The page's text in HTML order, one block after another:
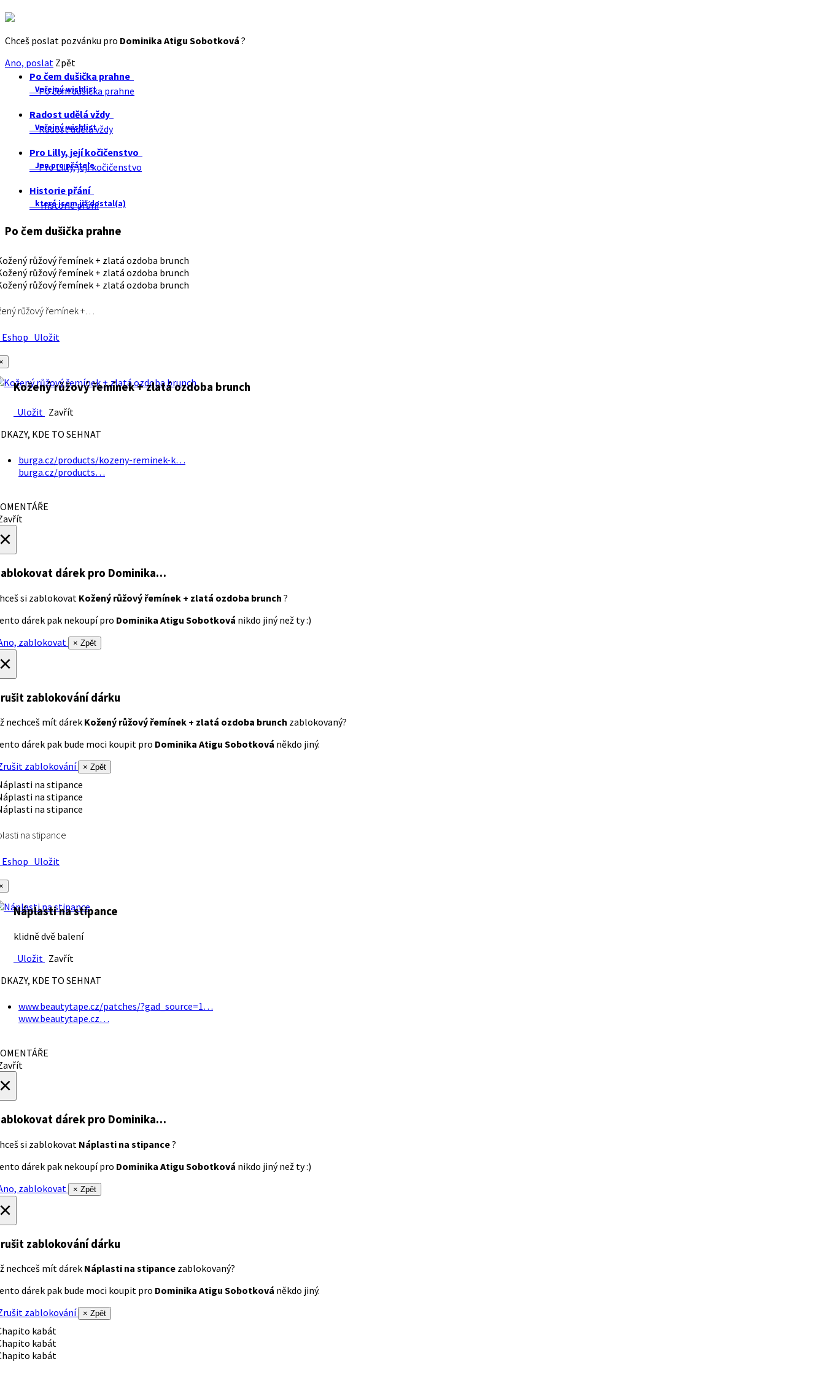
Chceš poslat pozvánku pro Dominika Atigu Sobotková ?
Ano, poslat Zpět
Po čem dušička prahne
Veřejný wishlist
Po čem dušička prahne
Radost udělá vždy
Veřejný wishlist
Radost udělá vždy
Pro Lilly, její kočičenstvo
Jen pro přátele
Pro Lilly, její kočičenstvo
Historie přání
které jsem již dostal(a)
Historie přání
Po čem dušička prahne
růžový řemínek +…
Uložit
Kožený růžový řemínek + zlatá ozdoba brunch
Uložit Zavřít
KDE TO SEHNAT
burga.cz/products/kozeny-reminek-k…
burga.cz/products…
dárek pro Dominika…
si zablokovat Kožený růžový řemínek + zlatá ozdoba brunch ?
dárek pak nekoupí pro Dominika Atigu Sobotková nikdo jiný než ty :)
zablokovat
× Zpět
zablokování dárku
nechceš mít dárek Kožený růžový řemínek + zlatá ozdoba brunch zablokovaný?
dárek pak bude moci koupit pro Dominika Atigu Sobotková někdo jiný.
zablokování
× Zpět
na stipance
Uložit
Náplasti na stipance
klidně dvě balení
Uložit Zavřít
KDE TO SEHNAT
www.beautytape.cz/patches/?gad_source=1…
www.beautytape.cz…
dárek pro Dominika…
si zablokovat Náplasti na stipance?
dárek pak nekoupí pro Dominika Atigu Sobotková nikdo jiný než ty :)
zablokovat
× Zpět
zablokování dárku
nechceš mít dárek Náplasti na stipance zablokovaný?
dárek pak bude moci koupit pro Dominika Atigu Sobotková někdo jiný.
zablokování
× Zpět